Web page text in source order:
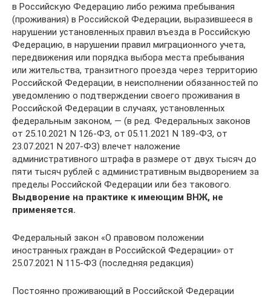
в Российскую Федерацию либо режима пребывания
(проживания) в Российской Федерации, выразившееся в
нарушении установленных правил въезда в Российскую
Федерацию, в нарушении правил миграционного учета,
передвижения или порядка выбора места пребывания
или жительства, транзитного проезда через территорию
Российской Федерации, в неисполнении обязанностей по
уведомлению о подтверждении своего проживания в
Российской Федерации в случаях, установленных
федеральным законом, — (в ред. Федеральных законов
от 25.10.2021 N 126-ФЗ, от 05.11.2021 N 189-ФЗ, от
23.07.2021 N 207-ФЗ) влечет наложение
административного штрафа в размере от двух тысяч до
пяти тысяч рублей с административным выдворением за
пределы Российской Федерации или без такового.
Выдворение на практике к имеющим ВНЖ, не
применяется.
Федеральный закон «О правовом положении
иностранных граждан в Российской Федерации» от
25.07.2021 N 115-ФЗ (последняя редакция)
Постоянно проживающий в Российской Федерации